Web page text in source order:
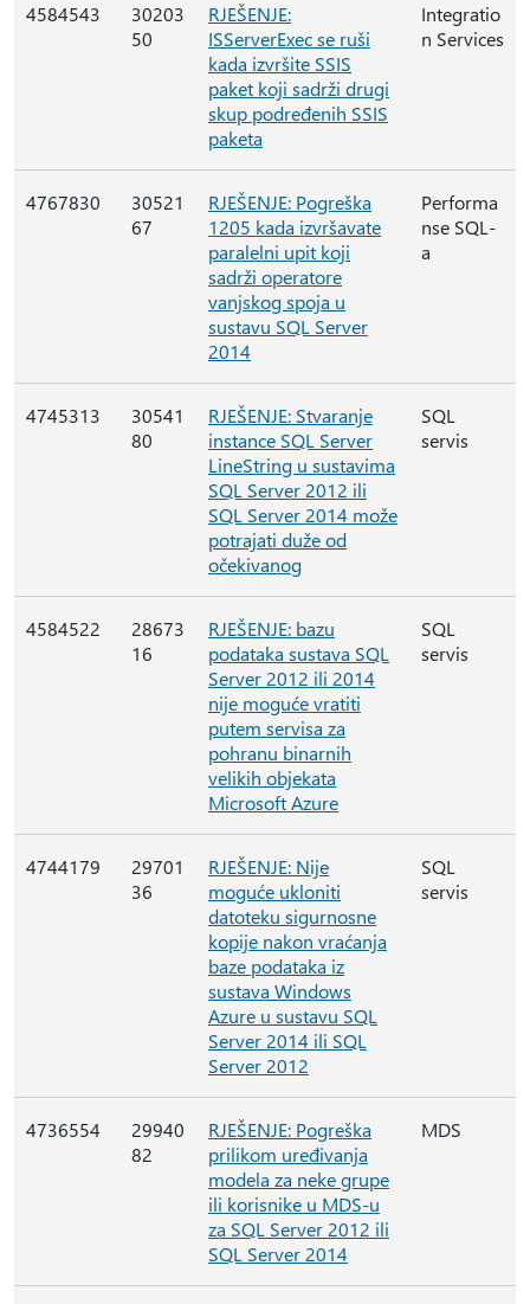
4584543
30203
50
RJEŠENJE:
ISServerExec se ruši
kada izvršite SSIS
paket koji sadrži drugi
skup podređenih SSIS
paketa
Integratio
n Services
4767830
30521
67
RJEŠENJE: Pogreška
1205 kada izvršavate
paralelni upit koji
sadrži operatore
vanjskog spoja u
sustavu SQL Server
2014
Performa
nse SQL-
a
4745313
30541
80
RJEŠENJE: Stvaranje
instance SQL Server
LineString u sustavima
SQL Server 2012 ili
SQL Server 2014 može
potrajati duže od
očekivanog
SQL
servis
4584522
28673
16
RJEŠENJE: bazu
podataka sustava SQL
Server 2012 ili 2014
nije moguće vratiti
putem servisa za
pohranu binarnih
velikih objekata
Microsoft Azure
SQL
servis
4744179
29701
36
RJEŠENJE: Nije
moguće ukloniti
datoteku sigurnosne
kopije nakon vraćanja
baze podataka iz
sustava Windows
Azure u sustavu SQL
Server 2014 ili SQL
Server 2012
SQL
servis
4736554
29940
82
RJEŠENJE: Pogreška
prilikom uređivanja
modela za neke grupe
ili korisnike u MDS-u
za SQL Server 2012 ili
SQL Server 2014
MDS